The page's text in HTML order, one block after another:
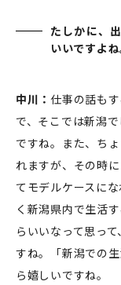
たしかに、
いいですよね
中川：仕事の話も
で、そこでは新潟
ですね。また、ち
れますが、その時
てモデルケースに
く新潟県内で生活
らいいなって思っ
すね。「新潟での
ら嬉しいですね。